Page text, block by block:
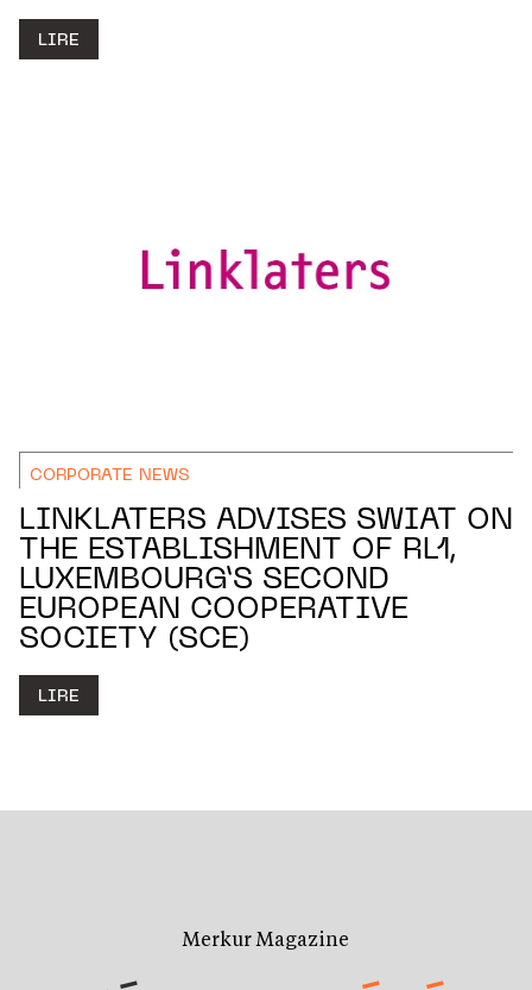
LIRE
CORPORATE NEWS
LINKLATERS ADVISES SWIAT ON
THE ESTABLISHMENT OF RL1,
LUXEMBOURG’S SECOND
EUROPEAN COOPERATIVE
SOCIETY (SCE)
LIRE
Merkur Magazine